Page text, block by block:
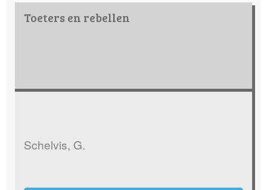
Toeters en rebellen
Schelvis, G.